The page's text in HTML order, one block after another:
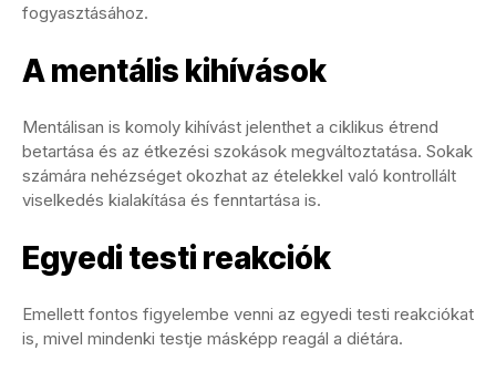
fogyasztásához.
A mentális kihívások
Mentálisan is komoly kihívást jelenthet a ciklikus étrend
betartása és az étkezési szokások megváltoztatása. Sokak
számára nehézséget okozhat az ételekkel való kontrollált
viselkedés kialakítása és fenntartása is.
Egyedi testi reakciók
Emellett fontos figyelembe venni az egyedi testi reakciókat
is, mivel mindenki testje másképp reagál a diétára.